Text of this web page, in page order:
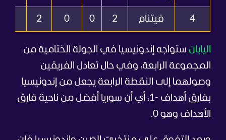
4 فيتنام 2
0
0
2
اليابان ستواجه إندونيسيا في الجولة الختامية من
المجموعة الرابعة، وفي حال تعادل الفريقين
وصولهما إلى النقطة الرابعة يجعل من إندونيسيا
بفارق أهداف -1، أي أن سوريا أفضل من ناحية فارق
الأهداف وهو 0.